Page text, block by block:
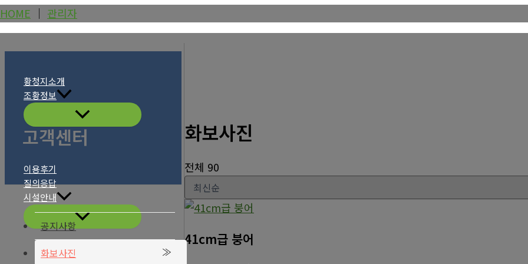
콘
텐
HOME │ 관리자
황청지소개
조황정보
이용후기
질의응답
시설안내
고객센터
공지사항
화보사진
화보사진
전체 90
41cm급 붕어